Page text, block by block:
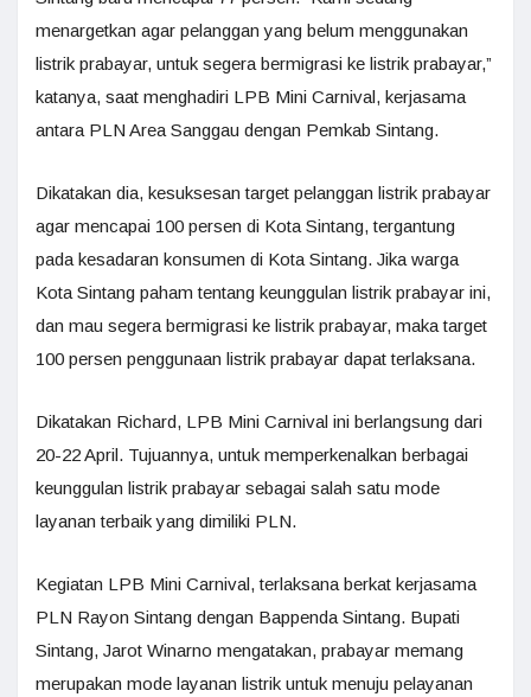
menargetkan agar pelanggan yang belum menggunakan
listrik prabayar, untuk segera bermigrasi ke listrik prabayar,”
katanya, saat menghadiri LPB Mini Carnival, kerjasama
antara PLN Area Sanggau dengan Pemkab Sintang.
Dikatakan dia, kesuksesan target pelanggan listrik prabayar
agar mencapai 100 persen di Kota Sintang, tergantung
pada kesadaran konsumen di Kota Sintang. Jika warga
Kota Sintang paham tentang keunggulan listrik prabayar ini,
dan mau segera bermigrasi ke listrik prabayar, maka target
100 persen penggunaan listrik prabayar dapat terlaksana.
Dikatakan Richard, LPB Mini Carnival ini berlangsung dari
20-22 April. Tujuannya, untuk memperkenalkan berbagai
keunggulan listrik prabayar sebagai salah satu mode
layanan terbaik yang dimiliki PLN.
Kegiatan LPB Mini Carnival, terlaksana berkat kerjasama
PLN Rayon Sintang dengan Bappenda Sintang. Bupati
Sintang, Jarot Winarno mengatakan, prabayar memang
merupakan mode layanan listrik untuk menuju pelayanan